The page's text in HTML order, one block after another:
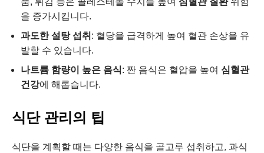
을 증가시킵니다.
과도한 설탕 섭취 : 혈당을 급격하게 높여 혈관 손상을 유
발할 수 있습니다.
나트륨 함량이 높은 음식: 짠 음식은 혈압을 높여 심혈관
건강에 해롭습니다.
식단 관리의 팁
식단을 계획할 때는 다양한 음식을 골고루 섭취하고, 과식